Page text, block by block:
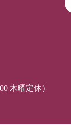
木曜定休）